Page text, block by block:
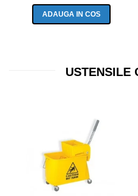
ADAUGA IN COS
USTENSILE